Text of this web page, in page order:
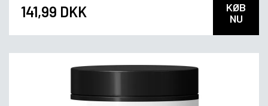
141,99 DKK
KØB
NU